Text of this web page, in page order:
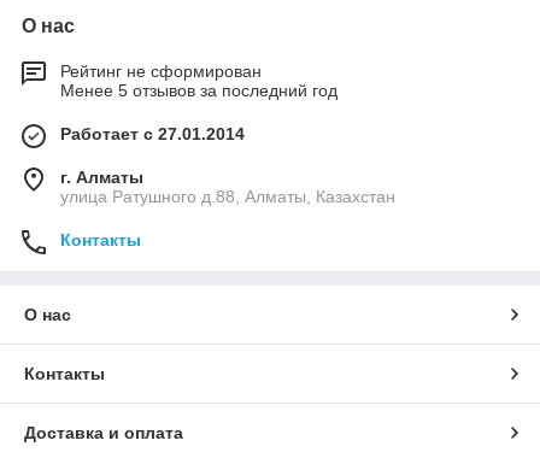
О нас
Рейтинг не сформирован
Менее 5 отзывов за последний год
Работает с 27.01.2014
г. Алматы
улица Ратушного д.88, Алматы, Казахстан
Контакты
О нас
Контакты
Доставка и оплата